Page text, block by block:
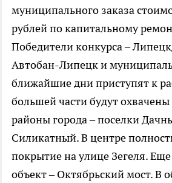
муниципального заказа
рублей по капитальному
Победители конкурса –
Автобан-Липецк и
ближайшие дни приступят к
большей части будут
районы города – поселки
Силикатный. В центре
покрытие на улице Зегеля.
объект – Октябрьский мост. В